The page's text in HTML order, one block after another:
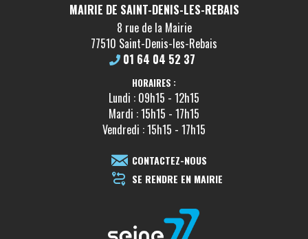
MAIRIE DE SAINT-DENIS-LES-REBAIS
8 rue de la Mairie
77510 Saint-Denis-les-Rebais
01 64 04 52 37
HORAIRES :
Lundi : 09h15 - 12h15
Mardi : 15h15 - 17h15
Vendredi : 15h15 - 17h15
CONTACTEZ-NOUS
SE RENDRE EN MAIRIE